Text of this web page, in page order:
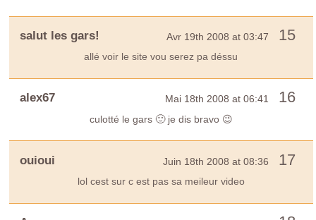
salut les gars! Avr 19th 2008 at 03:47 15
allé voir le site vou serez pa déssu
alex67 Mai 18th 2008 at 06:41 16
culotté le gars 🙂 je dis bravo 😉
ouioui Juin 18th 2008 at 08:36 17
lol cest sur c est pas sa meileur video